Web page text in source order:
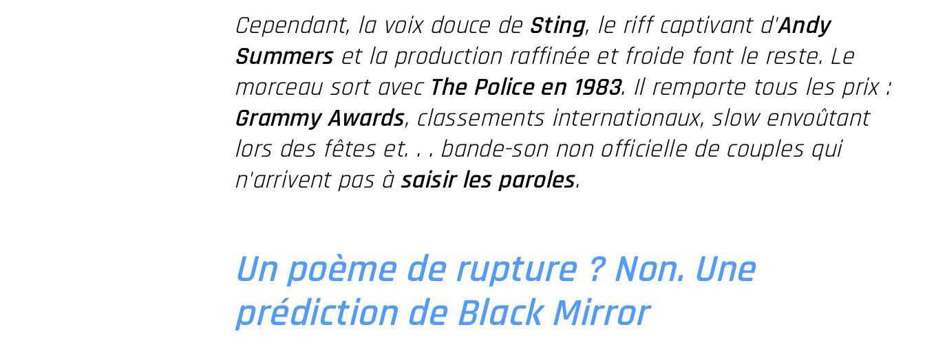
Cependant, la voix douce deSting, le riff captivant d'Andy
Summerset la production raffinée et froide font le reste. Le
morceau sort avec The Police en 1983. Il remporte tous les prix :
Grammy Awards, classements internationaux, slow envoûtant
lors des fêtes et. . . bande-son non officielle de couples qui
n'arrivent pas àsaisir les paroles.
Un poème de rupture ? Non. Une
prédiction de Black Mirror